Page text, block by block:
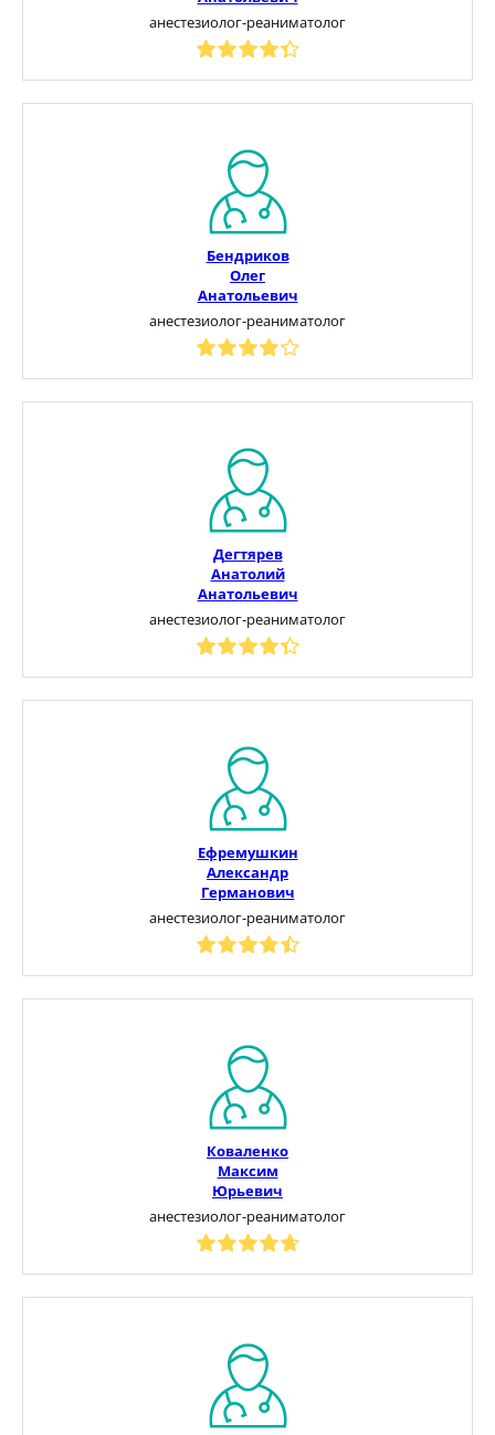
анестезиолог-реаниматолог
Бендриков
Олег
Анатольевич
анестезиолог-реаниматолог
Дегтярев
Анатолий
Анатольевич
анестезиолог-реаниматолог
Ефремушкин
Александр
Германович
анестезиолог-реаниматолог
Коваленко
Максим
Юрьевич
анестезиолог-реаниматолог